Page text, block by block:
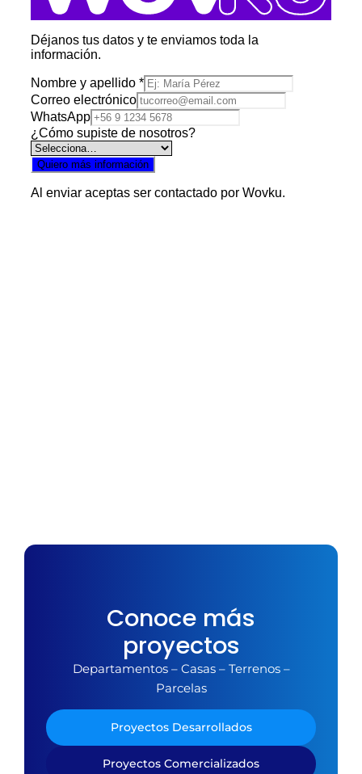
Conoce más
proyectos
Departamentos – Casas – Terrenos –
Parcelas
Proyectos Desarrollados
Proyectos Comercializados